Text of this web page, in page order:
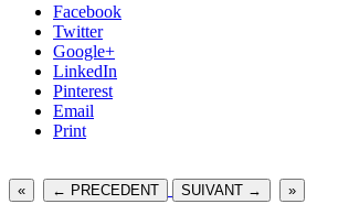
Facebook
Twitter
Google+
LinkedIn
Pinterest
Email
Print
« ← PRECEDENT SUIVANT → »